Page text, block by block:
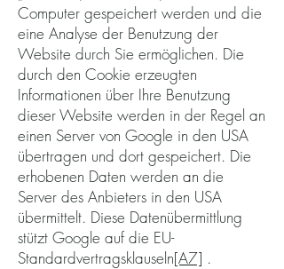
Computer gespeichert werden und die
eine Analyse der Benutzung der
Website durch Sie ermöglichen. Die
durch den Cookie erzeugten
Informationen über Ihre Benutzung
dieser Website werden in der Regel an
einen Server von Google in den USA
übertragen und dort gespeichert. Die
erhobenen Daten werden an die
Server des Anbieters in den USA
übermittelt. Diese Datenübermittlung
stützt Google auf die EU-
Standardvertragsklauseln[A7] .